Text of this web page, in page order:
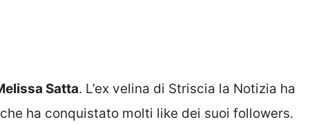
Satta. L’ex velina di Striscia la Notizia ha
ha conquistato molti like dei suoi followers.